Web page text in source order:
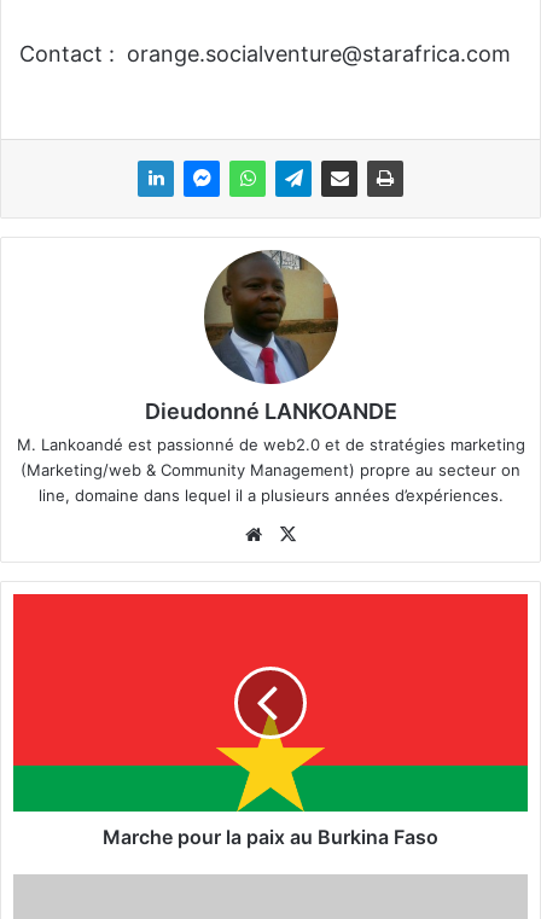
Contact : orange.socialventure@starafrica.com
Dieudonné LANKOANDE
M. Lankoandé est passionné de web2.0 et de stratégies marketing
(Marketing/web & Community Management) propre au secteur on
line, domaine dans lequel il a plusieurs années d’expériences.
We
bsi
te
u
Marche pour la paix au Burkina Faso